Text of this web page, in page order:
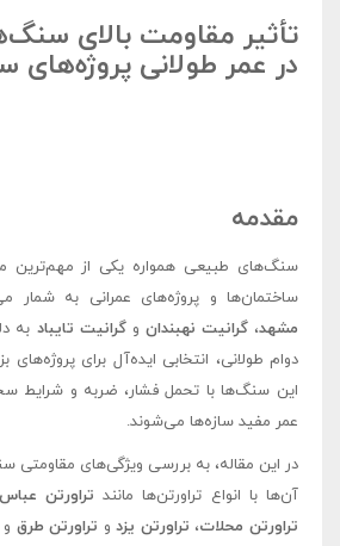
تأثیر مقاومت بالای
در عمر طولانی پروژه‌های
مقدمه
سنگ‌های طبیعی همواره یکی از مهم‌ترین
ساختمان‌ها و پروژه‌های عمرانی به شمار
مشهد،گرانیت نهبندان وگرانیت تایباد به
دوام طولانی، انتخابی ایده‌آل برای
این سنگ‌ها با تحمل فشار، ضربه و شرایط
عمر مفید سازه‌ها می‌شوند.
در این مقاله، به بررسی ویژگی‌های مقاومتی
آن‌ها با انواع تراورتن‌ها مانند تراورتن
تراورتن محلات، تراورتن یزدو تراورتن طرق